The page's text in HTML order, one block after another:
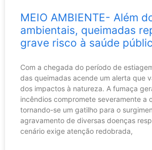
MEIO AMBIENTE- Além
ambientais, queimadas
grave risco à saúde
Com a chegada do período de
das queimadas acende um alerta que
dos impactos à natureza. A fumaça
incêndios compromete severamente a
tornando-se um gatilho para o
agravamento de diversas doenças
cenário exige atenção redobrada,